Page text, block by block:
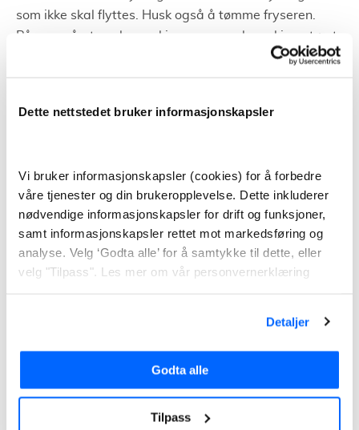
Dette nettstedet bruker informasjonskapsler
Vi bruker informasjonskapsler (cookies) for å forbedre
våre tjenester og din brukeropplevelse. Dette inkluderer
nødvendige informasjonskapsler for drift og funksjoner,
samt informasjonskapsler rettet mot markedsføring og
analyse. Velg ‘Godta alle’ for å samtykke til dette, eller
velg "Tilpass". Les mer om vår personvernerklæring
Detaljer
Godta alle
Tilpass
som ikke skal flyttes. Husk også å tømme fryseren.
Påse også at vaskemaskin og oppvaskmaskin er tømt
for vann. I tillegg til å merke flyttelass for hvor det skal
du har forlatt den gamle boligen kan du lese av
Pakking og utpakking
Feil ved pakking og emballasje kan forsinke og
vanskeliggjøre hele flytteprosessen. Dette kan
og planlagt måte. Et godt tips er å pakke ett og ett
rom om gangen og hele tiden vurdere hva du pakker.